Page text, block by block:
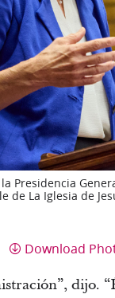
Presidencia
de La Iglesia de
Download
dijo.